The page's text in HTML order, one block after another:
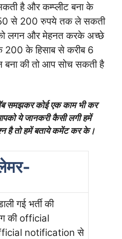
है और कम्प्लीट बना के
से 200 रुपये तक ले सकती
लगन और मेहनत करके अच्छे
200 के हिसाब से करीब 6
बना की तो आप सोच सकती है
समझकर कोई एक काम भी कर
ये जानकरी कैसी लगी हमें
है तो हमें बताये कमेंट कर के।
गई भर्ती की
की official
notification से